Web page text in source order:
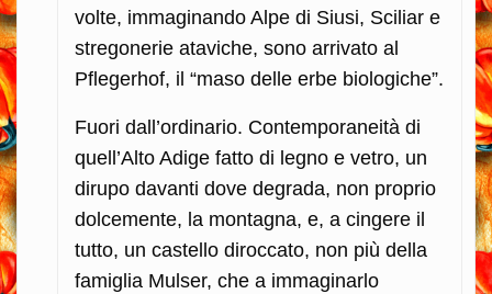
volte, immaginando Alpe di Siusi, Sciliar e
stregonerie ataviche, sono arrivato al
Pflegerhof, il “maso delle erbe biologiche”.
Fuori dall’ordinario. Contemporaneità di
quell’Alto Adige fatto di legno e vetro, un
dirupo davanti dove degrada, non proprio
dolcemente, la montagna, e, a cingere il
tutto, un castello diroccato, non più della
famiglia Mulser, che a immaginarlo